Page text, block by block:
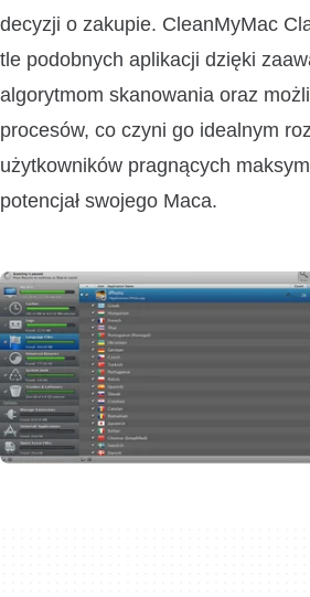
decyzji o zakupie. CleanMyMac
tle podobnych aplikacji dzięki
algorytmom skanowania oraz
procesów, co czyni go idealnym
użytkowników pragnących
potencjał swojego Maca.